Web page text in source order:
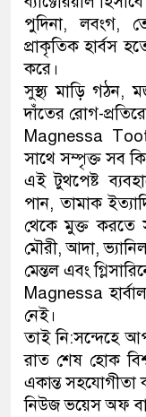
পুদিনা, লবংগ,
প্রাকৃতিক হার্বস
করে।
সুস্থ্য মাড়ি গঠন,
দাঁতের রোগ-
Magnessa
সাথে সম্পৃক্ত সব
এই টুথপেষ্ট
পান, তামাক
থেকে মুক্ত করতে
মৌরী, আদা,
মেন্তল এবং
Magnessa
নেই।
তাই নি:সন্দেহে
রাত শেষ হোক
একান্ত সহযোগীতা
নিউজ ভয়েস অফ